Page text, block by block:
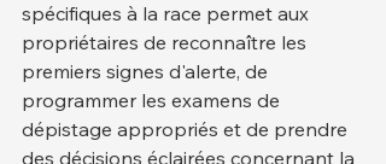
spécifiques à la race permet aux
propriétaires de reconnaître les
premiers signes d'alerte, de
programmer les examens de
dépistage appropriés et de prendre
des décisions éclairées concernant la